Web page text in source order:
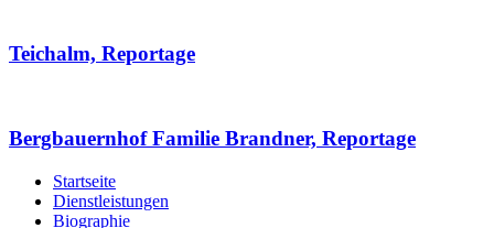
Teichalm, Reportage
Bergbauernhof Familie Brandner, Reportage
Startseite
Dienstleistungen
Biographie